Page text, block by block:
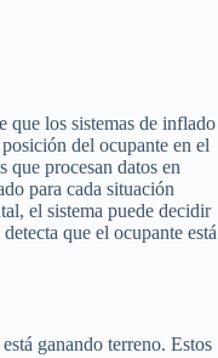
que los sistemas de inflado
del ocupante en el
procesan datos en
para cada situación
el sistema puede decidir
que el ocupante está
ganando terreno. Estos